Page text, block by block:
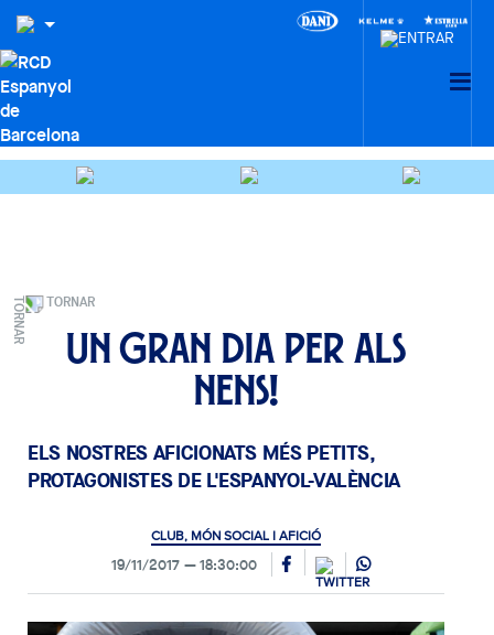
TORNAR
Un gran dia per als
nens!
ELS NOSTRES AFICIONATS MÉS PETITS,
PROTAGONISTES DE L'ESPANYOL-VALÈNCIA
CLUB, MÓN SOCIAL I AFICIÓ
19/11/2017 18:30:00